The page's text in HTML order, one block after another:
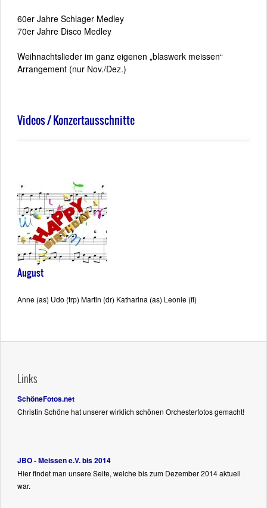
60er Jahre Schlager Medley
70er Jahre Disco Medley
Weihnachtslieder im ganz eigenen „blaswerk meissen“
Arrangement (nur Nov./Dez.)
Videos / Konzertausschnitte
August
Anne (as) Udo (trp) Martin (dr) Katharina (as) Leonie (fl)
Links
SchöneFotos.net
Christin Schöne hat unserer wirklich schönen Orchesterfotos gemacht!
JBO - Meissen e.V. bis 2014
Hier findet man unsere Seite, welche bis zum Dezember 2014 aktuell
war.